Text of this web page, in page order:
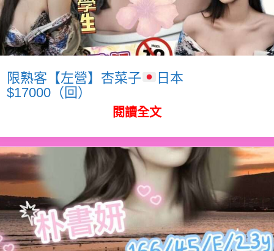
限熟客【左營】杏菜子
日本
$17000（回）
閱讀全文